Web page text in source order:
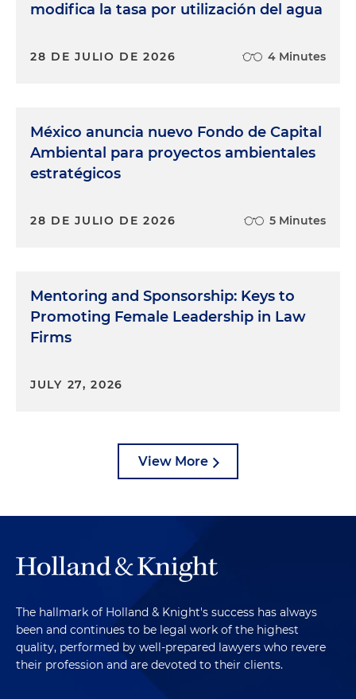
modifica la tasa por utilización del agua
28 DE JULIO DE 2026 4 Minutes
México anuncia nuevo Fondo de Capital
Ambiental para proyectos ambientales
estratégicos
28 DE JULIO DE 2026 5 Minutes
Mentoring and Sponsorship: Keys to
Promoting Female Leadership in Law
Firms
JULY 27, 2026
View More
The hallmark of Holland & Knight's success has always
been and continues to be legal work of the highest
quality, performed by well-prepared lawyers who revere
their profession and are devoted to their clients.